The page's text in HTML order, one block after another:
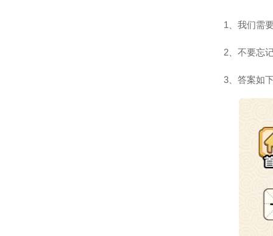
1、我们需
2、不要忘
3、答案如